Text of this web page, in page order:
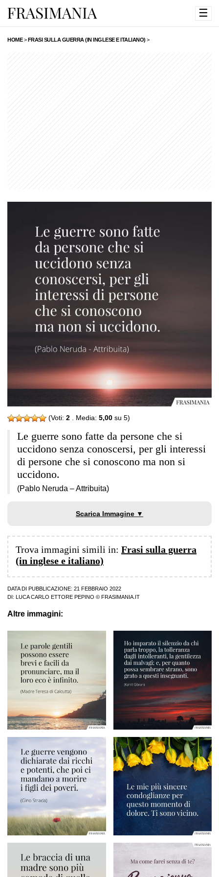
☰
HOME>FRASI SULLA GUERRA (IN INGLESE E ITALIANO) >
(Voti: 2 . Media: 5,00 su 5)
Le guerre sono fatte da persone che si
uccidono senza conoscersi, per gli interessi
di persone che si conoscono ma non si
uccidono.
(Pablo Neruda – Attribuita)
Scarica Immagine ▼
Trova immagini simili in: Frasi sulla guerra
(in inglese e italiano)
DATA DI PUBBLICAZIONE: 21 FEBBRAIO 2022
DI:
LUCA CARLO ETTORE PEPINO © FRASIMANIA.IT
Altre immagini: